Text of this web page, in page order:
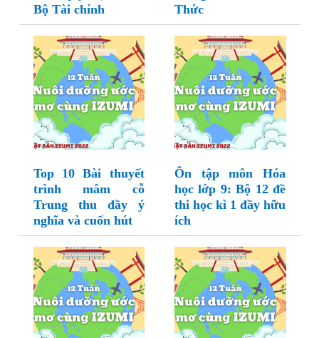
Bộ Tài chính
Thức
Top 10 Bài thuyết
trình mâm cỗ
Trung thu đầy ý
nghĩa và cuốn hút
Ôn tập môn Hóa
học lớp 9: Bộ 12 đề
thi học kì 1 đầy hữu
ích